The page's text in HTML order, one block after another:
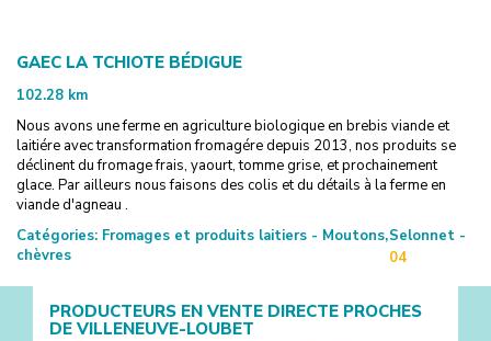
GAEC LA TCHIOTE BÉDIGUE
102.28 km
Nous avons une ferme en agriculture biologique en brebis viande et
laitiére avec transformation fromagére depuis 2013, nos produits se
déclinent du fromage frais, yaourt, tomme grise, et prochainement
glace. Par ailleurs nous faisons des colis et du détails à la ferme en
viande d'agneau .
Catégories: Fromages et produits laitiers - Moutons,
chèvres
Selonnet -
04
PRODUCTEURS EN VENTE DIRECTE PROCHES
DE VILLENEUVE-LOUBET